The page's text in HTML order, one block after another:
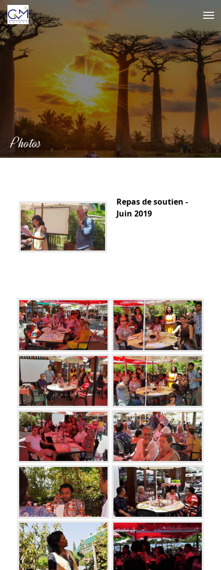
Skip
to
content
Photos
Repas de soutien -
Juin 2019